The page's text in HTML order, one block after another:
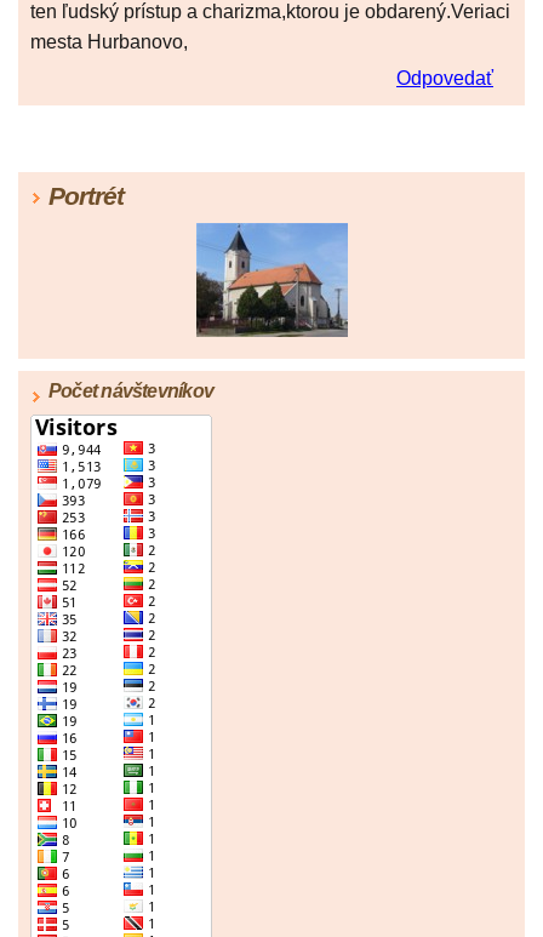
ten ľudský prístup a charizma,ktorou je obdarený.Veriaci
mesta Hurbanovo,
Odpovedať
Portrét
Počet návštevníkov